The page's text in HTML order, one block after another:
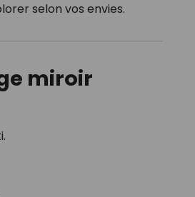
selon vos envies.
miroir